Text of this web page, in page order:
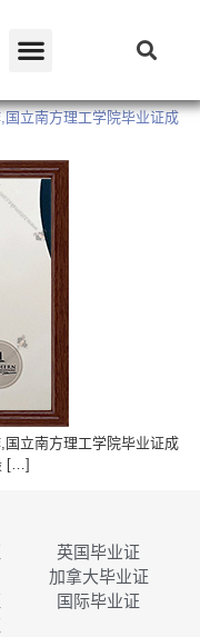
立南方理工学院毕业证成
立南方理工学院毕业证成
[…]
英国毕业证
加拿大毕业证
国际毕业证